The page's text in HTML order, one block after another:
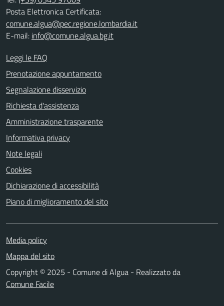
Posta Elettronica Certificata:
comune.algua@pec.regione.lombardia.it
E-mail: info@comune.algua.bg.it
Leggi le FAQ
Prenotazione appuntamento
Segnalazione disservizio
Richiesta d'assistenza
Amministrazione trasparente
Informativa privacy
Note legali
Cookies
Dichiarazione di accessibilità
Piano di miglioramento del sito
Media policy
Mappa del sito
Copyright © 2025 - Comune di Algua - Realizzato da
Comune Facile